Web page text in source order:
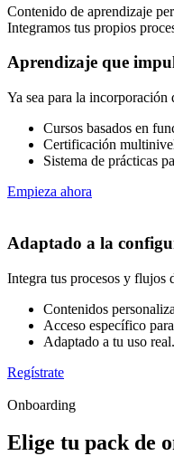
Contenido de aprendizaje
Integramos tus propios
Aprendizaje que
Ya sea para la
Cursos basados en
Certificación multinivel
Sistema de prácticas
Empieza ahora
Adaptado a la
Integra tus procesos y flujos
Contenidos
Acceso específico
Adaptado a tu uso real.
Regístrate
Onboarding
Elige tu pack de